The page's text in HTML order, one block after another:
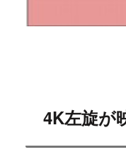
4K左旋が